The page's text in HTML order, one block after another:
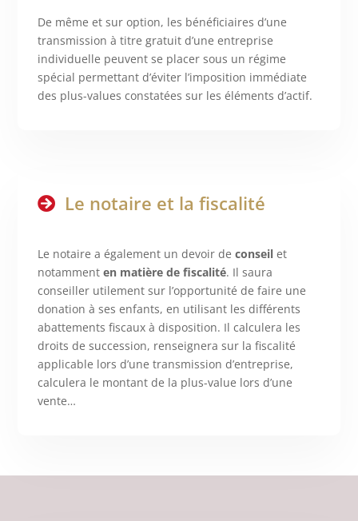
De même et sur option, les bénéficiaires d’une
transmission à titre gratuit d’une entreprise
individuelle peuvent se placer sous un régime
spécial permettant d’éviter l’imposition immédiate
des plus-values constatées sur les éléments d’actif.
Le notaire et la fiscalité
Le notaire a également un devoir deconseil et
notammenten matière de fiscalité. Il saura
conseiller utilement sur l’opportunité de faire une
donation à ses enfants, en utilisant les différents
abattements fiscaux à disposition. Il calculera les
droits de succession, renseignera sur la fiscalité
applicable lors d’une transmission d’entreprise,
calculera le montant de la plus-value lors d’une
vente…